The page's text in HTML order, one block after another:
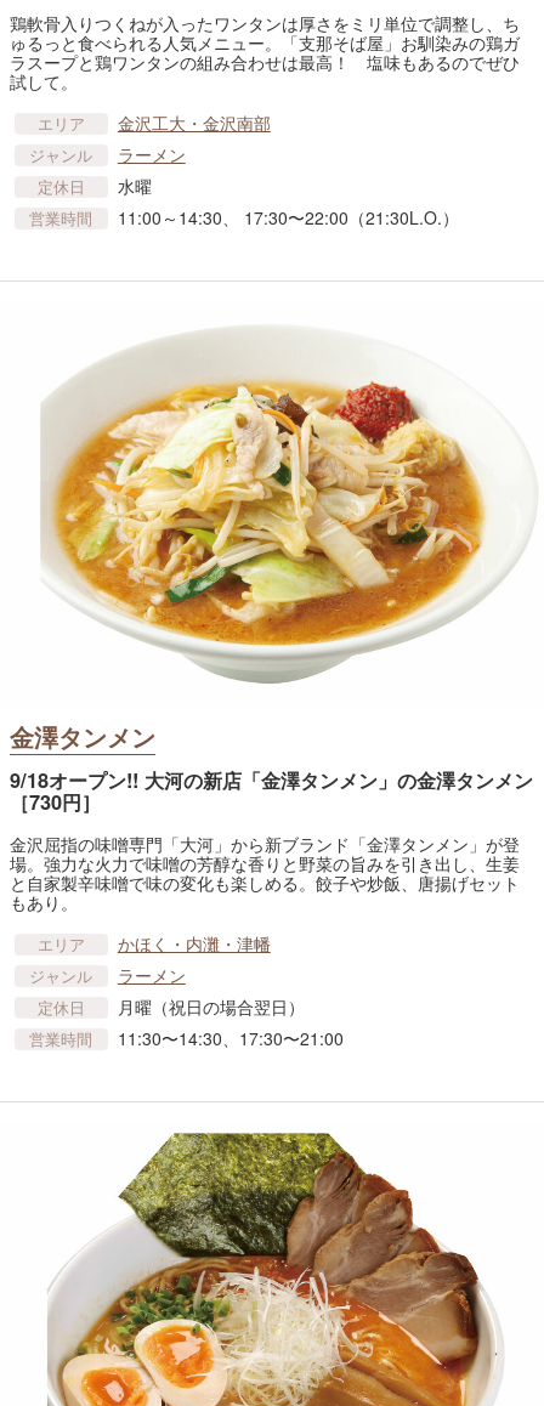
鶏軟骨入りつくねが入ったワンタンは厚さをミリ単位で調整し、ち
ゅるっと食べられる人気メニュー。「支那そば屋」お馴染みの鶏ガ
ラスープと鶏ワンタンの組み合わせは最高！ 塩味もあるのでぜひ
試して。
エリア 金沢工大・金沢南部
ジャンル ラーメン
定休日 水曜
営業時間 11:00～14:30、 17:30〜22:00（21:30L.O.）
金澤タンメン
9/18オープン!! 大河の新店「金澤タンメン」の金澤タンメン
［730円］
金沢屈指の味噌専門「大河」から新ブランド「金澤タンメン」が登
場。強力な火力で味噌の芳醇な香りと野菜の旨みを引き出し、生姜
と自家製辛味噌で味の変化も楽しめる。餃子や炒飯、唐揚げセット
もあり。
エリア かほく・内灘・津幡
ジャンル ラーメン
定休日 月曜（祝日の場合翌日）
営業時間 11:30〜14:30、17:30〜21:00